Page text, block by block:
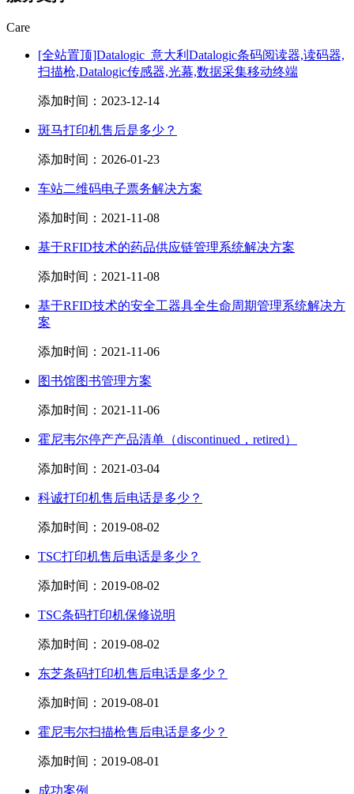
Care
[全站置顶]Datalogic_意大利Datalogic条码阅读器,读码器,
扫描枪,Datalogic传感器,光幕,数据采集移动终端
添加时间：2023-12-14
斑马打印机售后是多少？
添加时间：2026-01-23
车站二维码电子票务解决方案
添加时间：2021-11-08
基于RFID技术的药品供应链管理系统解决方案
添加时间：2021-11-08
基于RFID技术的安全工器具全生命周期管理系统解决方
案
添加时间：2021-11-06
图书馆图书管理方案
添加时间：2021-11-06
霍尼韦尔停产产品清单（discontinued，retired）
添加时间：2021-03-04
科诚打印机售后电话是多少？
添加时间：2019-08-02
TSC打印机售后电话是多少？
添加时间：2019-08-02
TSC条码打印机保修说明
添加时间：2019-08-02
东芝条码打印机售后电话是多少？
添加时间：2019-08-01
霍尼韦尔扫描枪售后电话是多少？
添加时间：2019-08-01
成功案例